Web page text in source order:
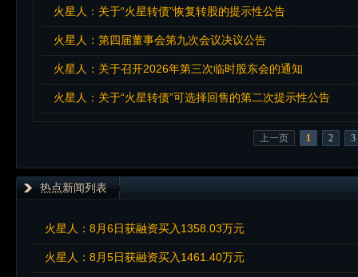
火星人：关于“火星转债”恢复转股的提示性公告
火星人：第四届董事会第九次会议决议公告
火星人：关于召开2026年第三次临时股东会的通知
火星人：关于“火星转债”可选择回售的第二次提示性公告
上一页 1 2 3
热点新闻列表
火星人：8月6日获融资买入1358.03万元
火星人：8月5日获融资买入1461.40万元